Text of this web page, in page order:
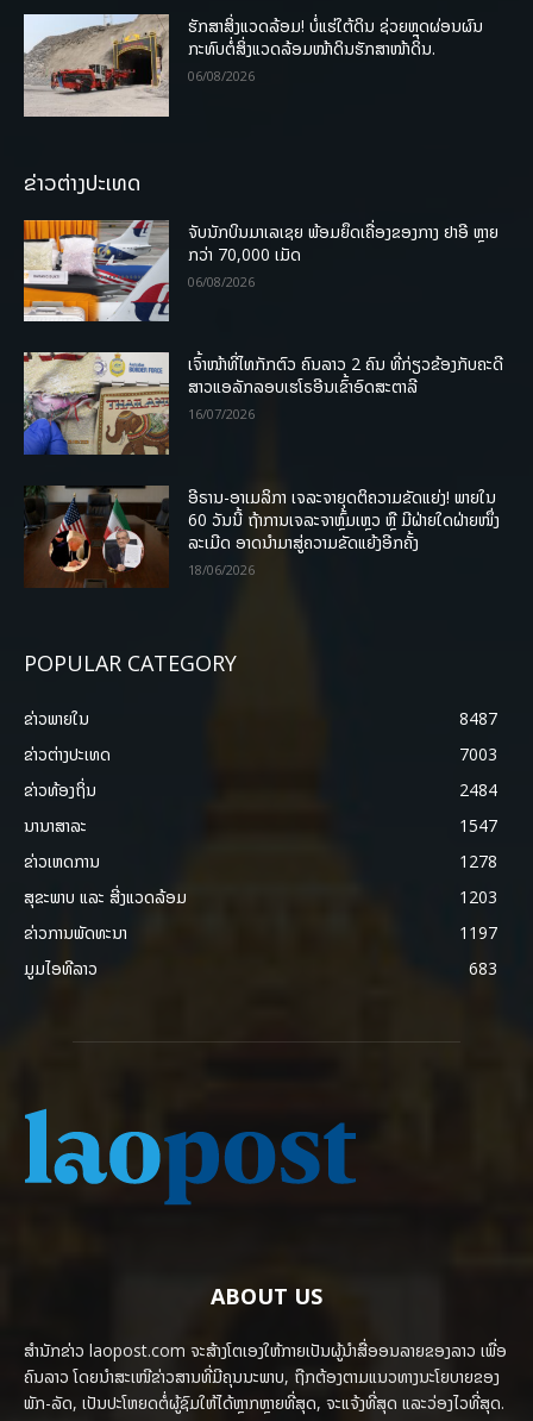
ຮັກສາສິ່ງແວດລ້ອມ! ບໍ່ແຮ່ໃຕ້ດິນ ຊ່ວຍຫຼຸດຜ່ອນຜົນ
ກະທົບຕໍ່ສິ່ງແວດລ້ອມໜ້າດິນຮັກສາໜ້າດິນ.
06/08/2026
ຂ່າວຕ່າງປະເທດ
ຈັບນັກບິນມາເລເຊຍ ພ້ອມຍຶດເຄື່ອງຂອງກາງ ຢາອີ ຫຼາຍ
ກວ່າ 70,000 ເມັດ
06/08/2026
ເຈົ້າໜ້າທີ່ໄທກັກຕົວ ຄົນລາວ 2 ຄົນ ທີ່ກ່ຽວຂ້ອງກັບຄະດີ
ສາວແອລັກລອບເຮໂຣອີນເຂົ້າອົດສະຕາລີ
16/07/2026
ອີຣານ-ອາເມລິກາ ເຈລະຈາຍຸດຕິຄວາມຂັດແຍ່ງ! ພາຍໃນ
60 ວັນນີ້ ຖ້າການເຈລະຈາຫຼົ້ມເຫຼວ ຫຼື ມີຝ່າຍໃດຝ່າຍໜຶ່ງ
ລະເມີດ ອາດນໍາມາສູ່ຄວາມຂັດແຍ້ງອີກຄັ້ງ
18/06/2026
POPULAR CATEGORY
ຂ່າວພາຍ​ໃນ
8487
ຂ່າວຕ່າງປະເທດ
7003
ຂ່າວທ້ອງຖິ່ນ
2484
ນານາສາລະ
1547
ຂ່າວເຫດການ
1278
ສຸຂະພາບ ແລະ ສີ່ງແວດລ້ອມ
1203
ຂ່າວການພັດທະນາ
1197
ມູມໄອທີລາວ
683
ABOUT US
ສຳນັກຂ່າວ laopost.com ຈະສ້າງໂຕເອງໃຫ້ກາຍເປັນຜູ້ນຳສື່ອອນລາຍຂອງລາວ ເພື່ອ
ຄົນລາວ ໂດຍນຳສະເໜີຂ່າວສານທີ່ມີຄຸນນະພາບ, ຖືກຕ້ອງຕາມແນວທາງນະໂຍບາຍຂອງ
ພັກ-ລັດ, ເປັນປະໂຫຍດຕໍ່ຜູ້ຊົມໃຫ້ໄດ້ຫຼາກຫຼາຍທີ່ສຸດ, ຈະແຈ້ງທີ່ສຸດ ແລະວ່ອງໄວທີ່ສຸດ.